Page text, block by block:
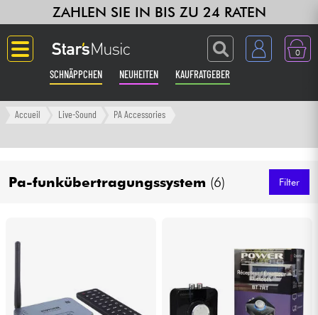
ZAHLEN SIE IN BIS ZU 24 RATEN
0
SCHNÄPPCHEN NEUHEITEN KAUFRATGEBER
Langue
Verstärker & Effekte
Studio
Accueil Live-Sound PA Accessories
Pa-funkübertragungssystem (6) Filter